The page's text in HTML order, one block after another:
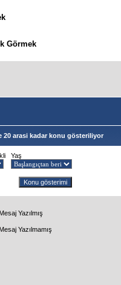
Görmek
20 arasi kadar konu gösteriliyor
Yaş
Yazılmış
Yazılmamış